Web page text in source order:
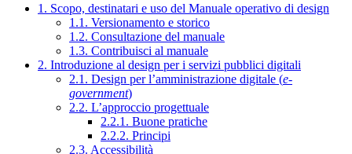
1. Scopo, destinatari e uso del Manuale operativo di design
1.1. Versionamento e storico
1.2. Consultazione del manuale
1.3. Contribuisci al manuale
2. Introduzione al design per i servizi pubblici digitali
2.1. Design per l’amministrazione digitale (e-
government)
2.2. L’approccio progettuale
2.2.1. Buone pratiche
2.2.2. Principi
2.3. Accessibilità